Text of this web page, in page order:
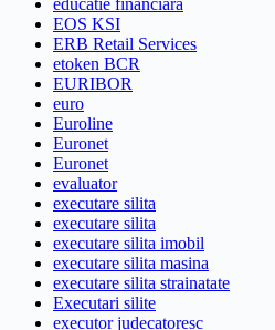
educatie financiara
EOS KSI
ERB Retail Services
etoken BCR
EURIBOR
euro
Euroline
Euronet
Euronet
evaluator
executare silita
executare silita
executare silita imobil
executare silita masina
executare silita strainatate
Executari silite
executor judecatoresc